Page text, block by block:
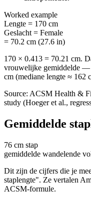
Worked example
Lengte = 170 cm
Geslacht = Female
= 70.2 cm (27.6 in)
170 × 0.413 = 70.21 cm.
vrouwelijke gemiddelde —
cm (mediane lengte ≈
Source: ACSM Health &
study (Hoeger et al.,
Gemiddelde
76 cm stap
gemiddelde wandelende
Dit zijn de cijfers die je
staplengte". Ze vertalen
ACSM-formule.